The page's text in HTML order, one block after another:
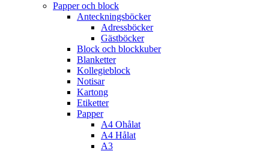
Papper och block
Anteckningsböcker
Adressböcker
Gästböcker
Block och blockkuber
Blanketter
Kollegieblock
Notisar
Kartong
Etiketter
Papper
A4 Ohålat
A4 Hålat
A3